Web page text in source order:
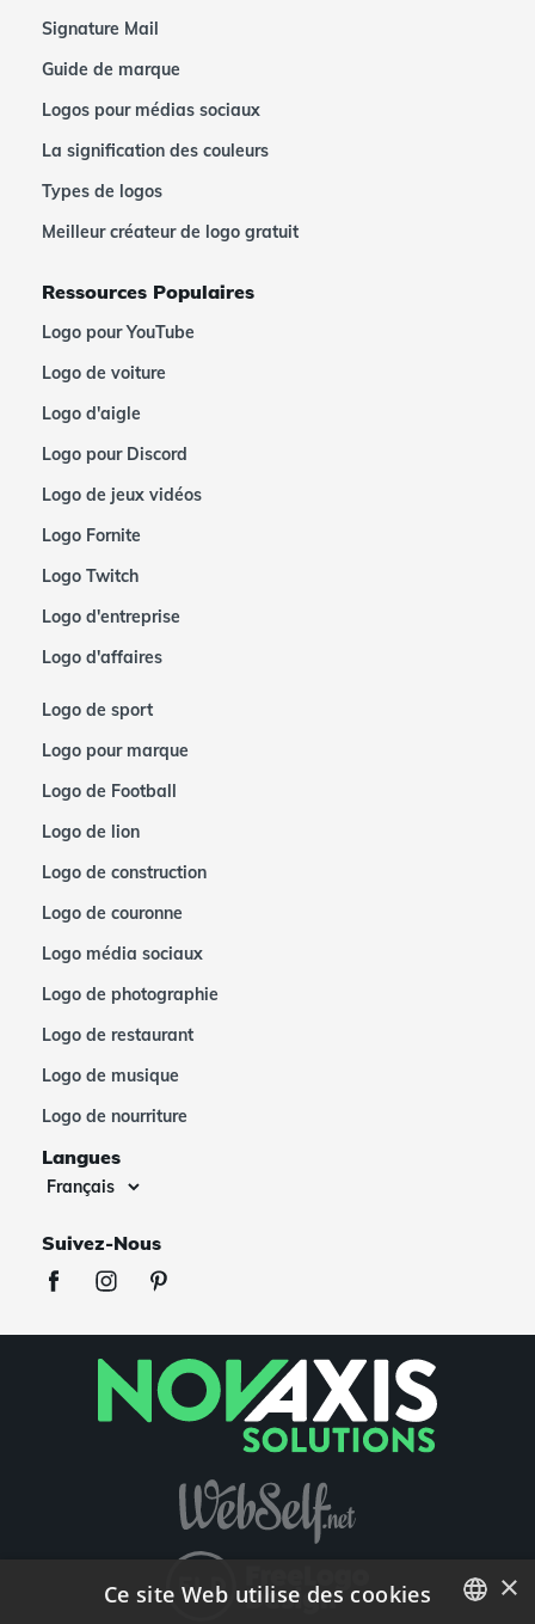
Signature Mail
Guide de marque
Logos pour médias sociaux
La signification des couleurs
Types de logos
Meilleur créateur de logo gratuit
Ressources Populaires
Logo pour YouTube
Logo de voiture
Logo d'aigle
Logo pour Discord
Logo de jeux vidéos
Logo Fornite
Logo Twitch
Logo d'entreprise
Logo d'affaires
Logo de sport
Logo pour marque
Logo de Football
Logo de lion
Logo de construction
Logo de couronne
Logo média sociaux
Logo de photographie
Logo de restaurant
Logo de musique
Logo de nourriture
Langues
Suivez-Nous
×
Ce site Web utilise des cookies